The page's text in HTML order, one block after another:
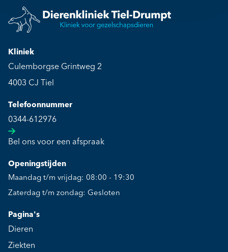
Kliniek
Culemborgse Grintweg 2
4003 CJ Tiel
Telefoonnummer
0344-612976
Bel ons voor een afspraak
Openingstijden
Maandag t/m vrijdag: 08:00 - 19:30
Zaterdag t/m zondag: Gesloten
Pagina's
Dieren
Ziekten